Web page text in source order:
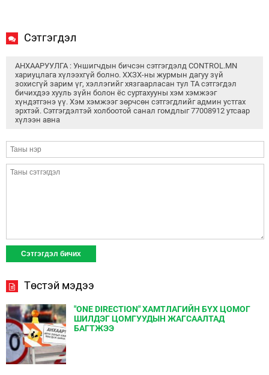
Сэтгэгдэл
АНХААРУУЛГА : Уншигчдын бичсэн сэтгэгдэлд CONTROL.MN
хариуцлага хүлээхгүй болно. ХХЗХ-ны журмын дагуу зүй
зохисгүй зарим үг, хэллэгийг хязгаарласан тул ТА сэтгэгдэл
бичихдээ хууль зүйн болон ёс суртахууны хэм хэмжээг
хүндэтгэнэ үү. Хэм хэмжээг зөрчсөн сэтгэгдлийг админ устгах
эрхтэй. Сэтгэгдэлтэй холбоотой санал гомдлыг 77008912 утсаар
хүлээн авна
Төстэй мэдээ
"ONE DIRECTION" ХАМТЛАГИЙН БҮХ ЦОМОГ
ШИЛДЭГ ЦОМГУУДЫН ЖАГСААЛТАД
БАГТЖЭЭ